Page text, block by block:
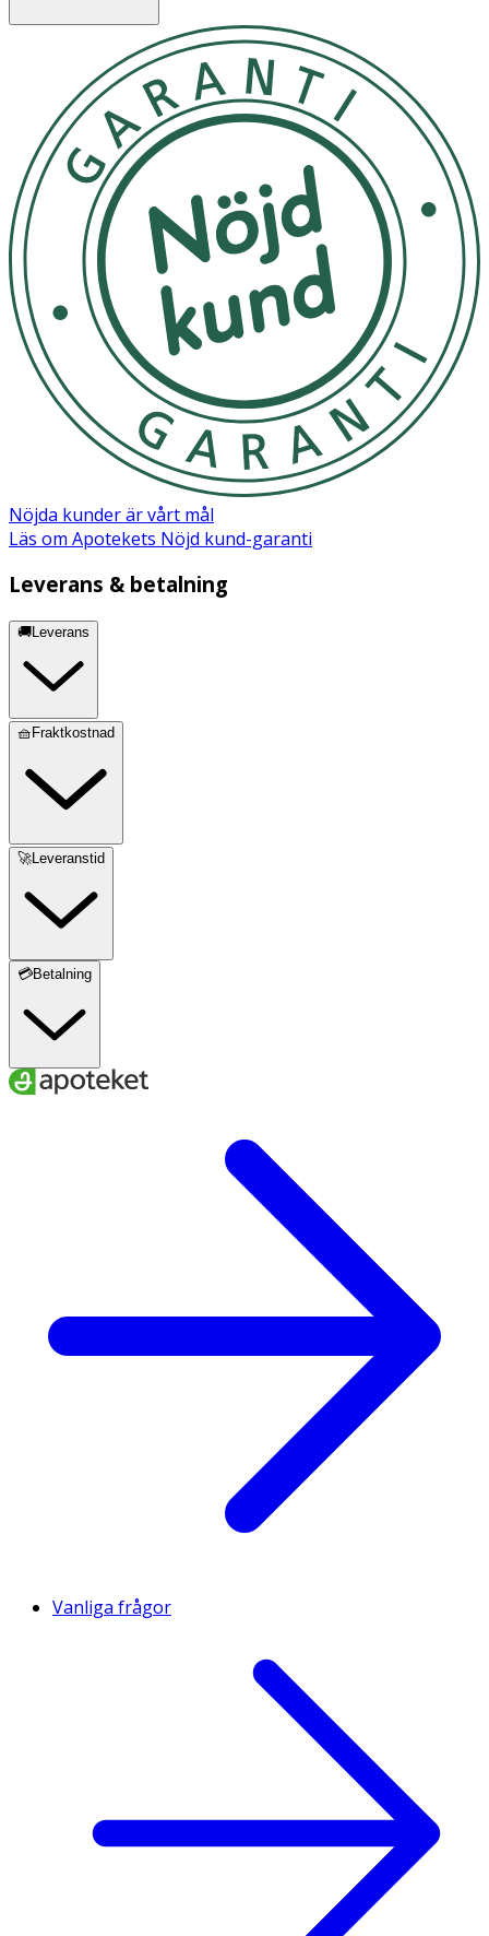
Nöjda kunder är vårt mål
Läs om Apotekets Nöjd kund-garanti
Leverans & betalning
🚚Leverans
🧺Fraktkostnad
🚀Leveranstid
💳Betalning
Vanliga frågor